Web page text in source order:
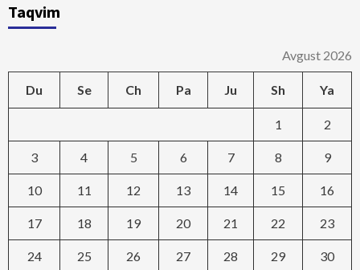
Taqvim
Avgust 2026
Du Se Ch Pa Ju Sh Ya
1 2
3 4 5 6 7 8 9
10 11 12 13 14 15 16
17 18 19 20 21 22 23
24 25 26 27 28 29 30